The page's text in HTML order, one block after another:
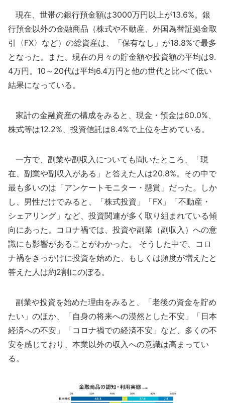
現在、世帯の銀行預金額は3000万円以上が13.6%。銀
行預金以外の金融商品（株式や不動産、外国為替証拠金取
引〈FX〉など）の総資産は、「保有なし」が18.8%で最多
となった。また、現在の月々の貯金額や投資額の平均は9.
4万円。10～20代は平均6.4万円と他の世代と比べて低い
結果になっている。
家計の金融資産の構成をみると、現金・預金は60.0%、
株式等は12.2%、投資信託は8.4%で上位を占めている。
一方で、副業や副収入についても聞いたところ、「現
在、副業や副収入がある」と答えた人は20.8%。その中で
最も多いのは「アンケートモニター・懸賞」だった。しか
し、男性だけでみると、「株式投資」「FX」「不動産・
シェアリング」など、投資関連が多く取り組まれている傾
向にあった。コロナ禍では、投資や副業（副収入）への意
識にも影響があることがわかった。 そうした中で、コロ
ナ禍をきっかけに投資を始めた、もしくは頻度が増えたと
答えた人は約2割にのぼる。
副業や投資を始めた理由をみると、「老後の資金を貯め
たい」のほか、「自身の将来への漠然とした不安」「日本
経済への不安」「コロナ禍での経済不安」など、多くの不
安を感じており、本業以外の収入への意識は高まってい
る。